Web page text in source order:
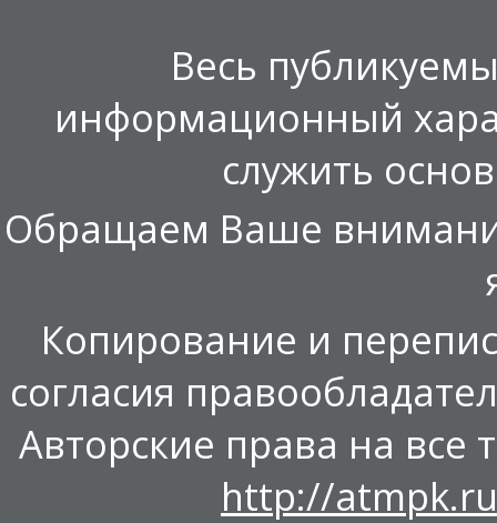
Весь
информационный
служить
Обращаем Ваше
Копирование и
согласия
Авторские права на все
http://